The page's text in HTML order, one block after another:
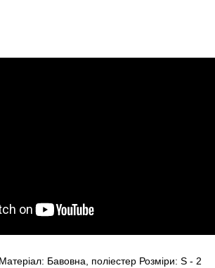
Бавовна, поліестер Розміри: S - 2